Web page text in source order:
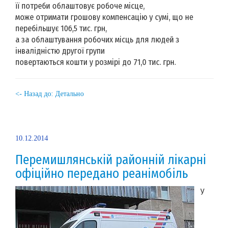
її потреби облаштовує робоче місце,
може отримати грошову компенсацію у сумі, що не
перебільшує 106,5 тис. грн,
а за облаштування робочих місць для людей з
інвалідністю другої групи
повертаються кошти у розмірі до 71,0 тис. грн.
<- Назад до: Детально
10.12.2014
Перемишлянській районній лікарні
офіційно передано реанімобіль
У